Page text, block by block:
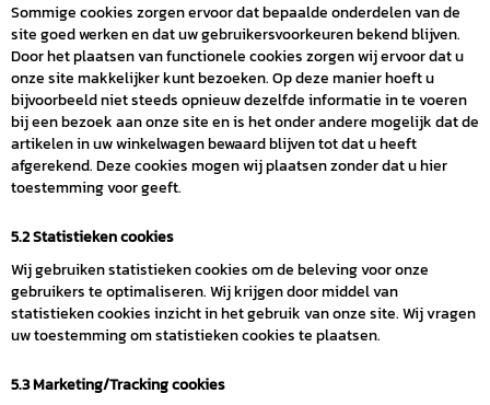
Sommige cookies zorgen ervoor dat bepaalde onderdelen van de
site goed werken en dat uw gebruikersvoorkeuren bekend blijven.
Door het plaatsen van functionele cookies zorgen wij ervoor dat u
onze site makkelijker kunt bezoeken. Op deze manier hoeft u
bijvoorbeeld niet steeds opnieuw dezelfde informatie in te voeren
bij een bezoek aan onze site en is het onder andere mogelijk dat de
artikelen in uw winkelwagen bewaard blijven tot dat u heeft
afgerekend. Deze cookies mogen wij plaatsen zonder dat u hier
toestemming voor geeft.
5.2 Statistieken cookies
Wij gebruiken statistieken cookies om de beleving voor onze
gebruikers te optimaliseren. Wij krijgen door middel van
statistieken cookies inzicht in het gebruik van onze site. Wij vragen
uw toestemming om statistieken cookies te plaatsen.
5.3 Marketing/Tracking cookies